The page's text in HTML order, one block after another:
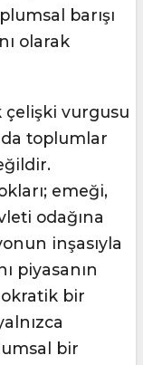
barışı
olarak
çelişki vurgusu
da toplumlar
emeği,
odağına
inşasıyla
piyasanın
bir
bir